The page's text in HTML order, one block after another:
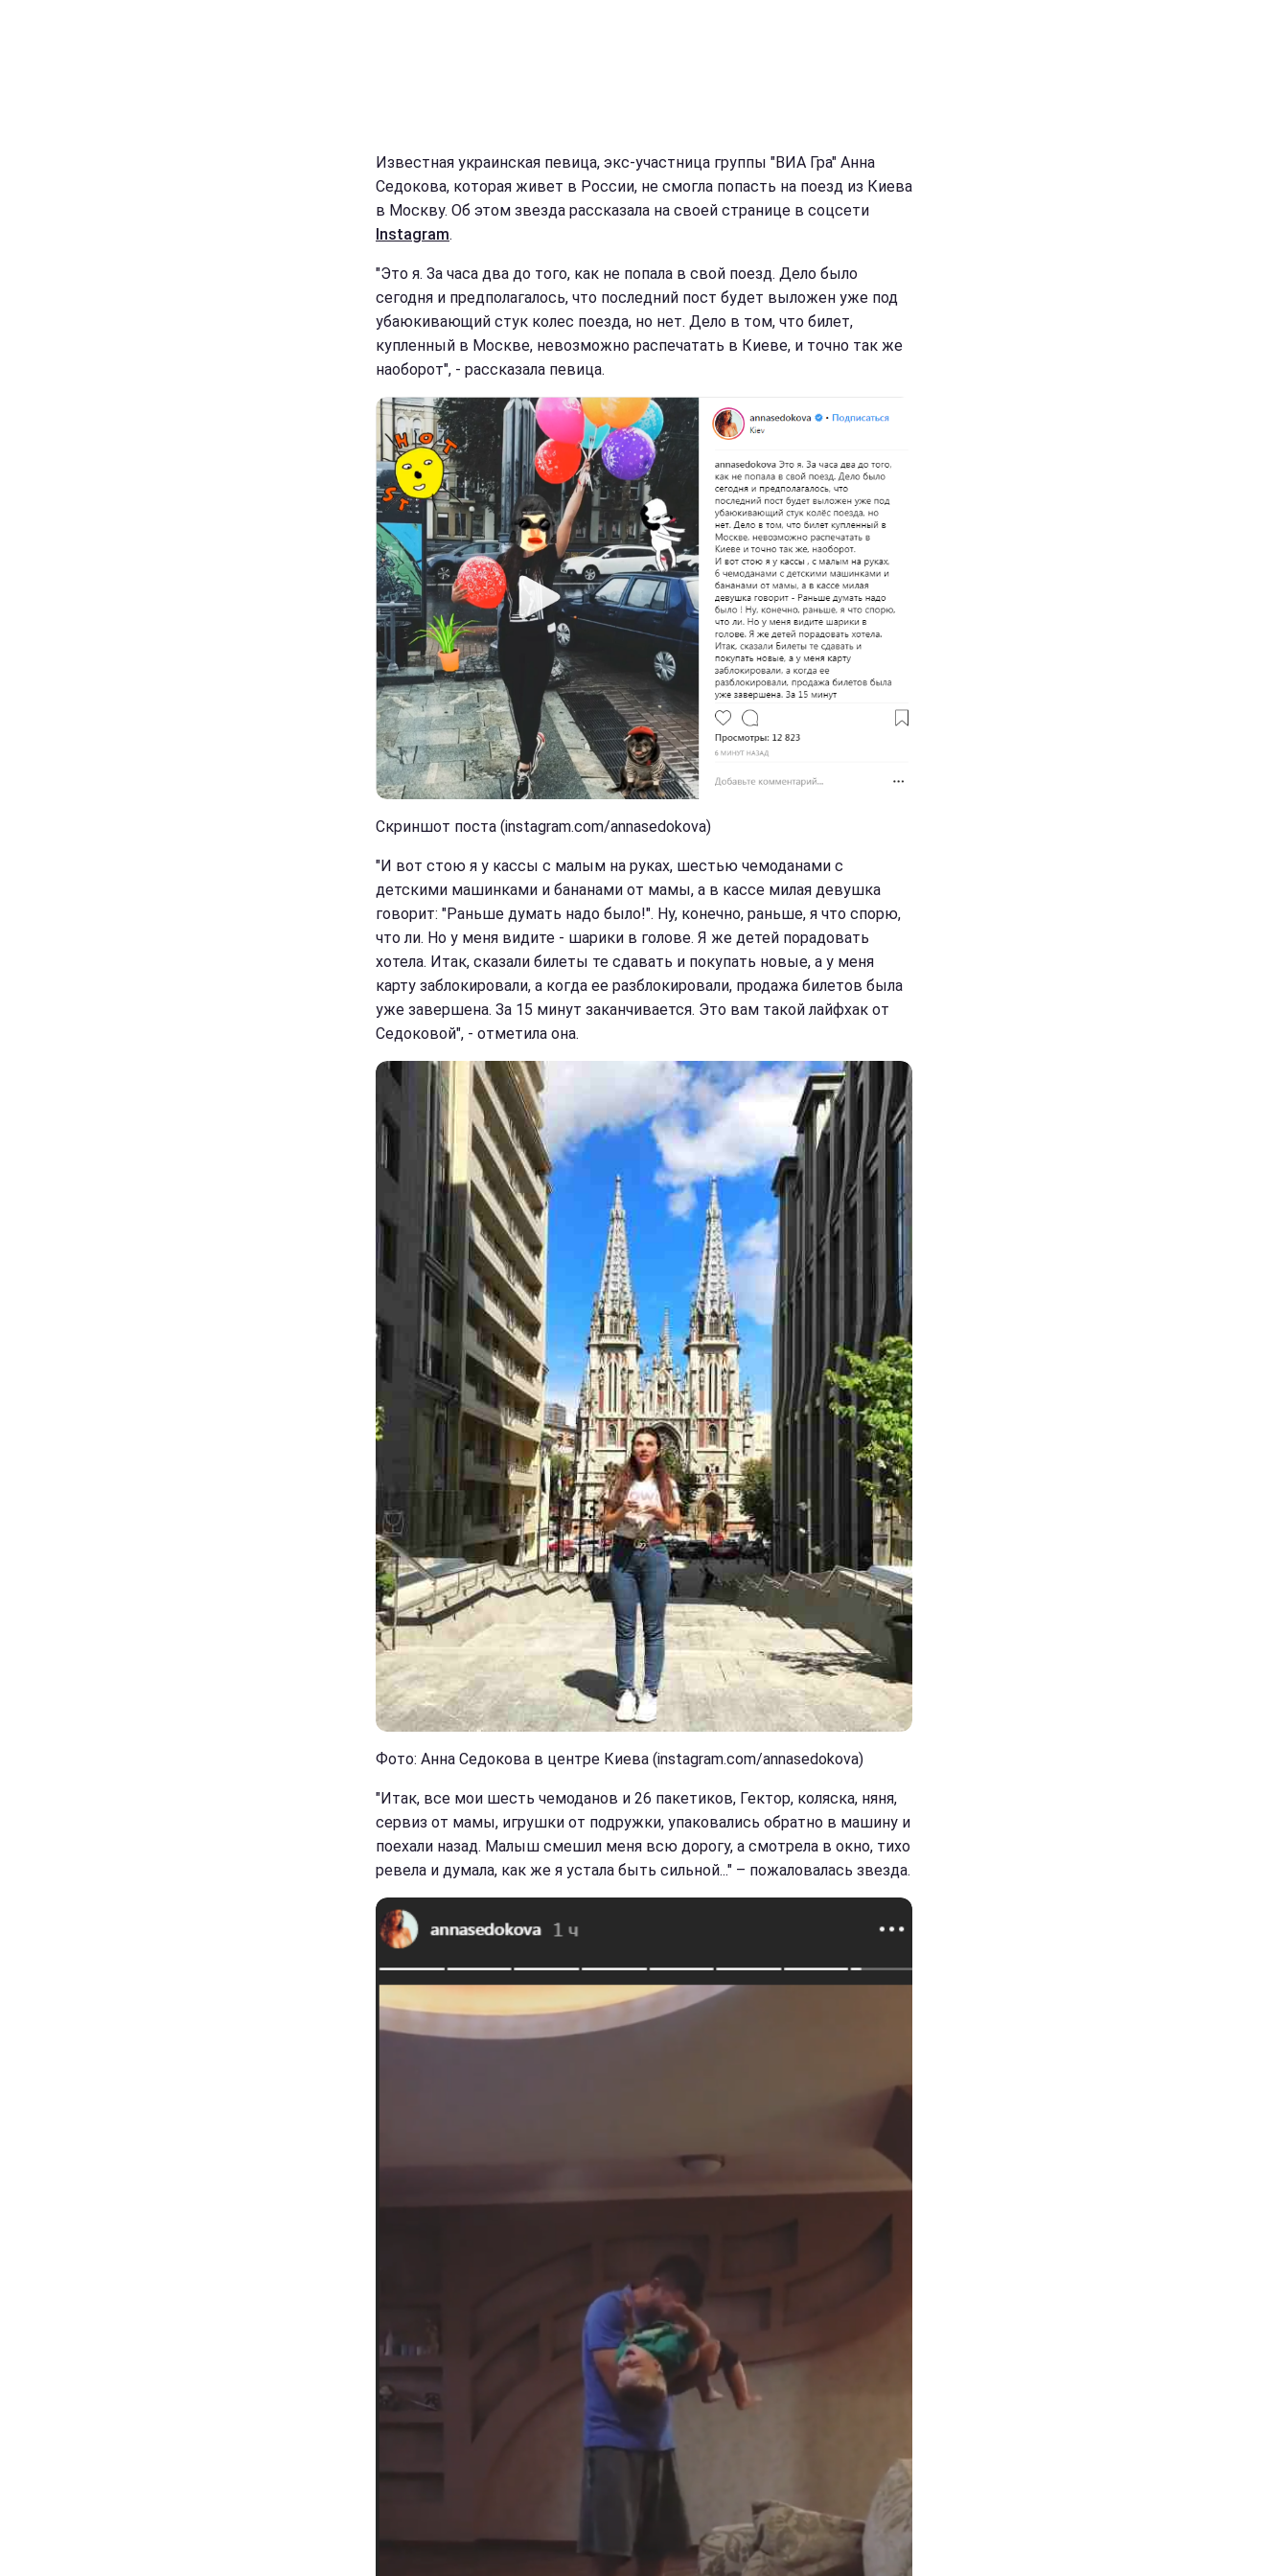
Известная украинская певица, экс-участница группы "ВИА Гра" Анна
Седокова, которая живет в России, не смогла попасть на поезд из Киева
в Москву. Об этом звезда рассказала на своей странице в соцсети
Instagram.
"Это я. За часа два до того, как не попала в свой поезд. Дело было
сегодня и предполагалось, что последний пост будет выложен уже под
убаюкивающий стук колес поезда, но нет. Дело в том, что билет,
купленный в Москве, невозможно распечатать в Киеве, и точно так же
наоборот", - рассказала певица.
Скриншот поста (instagram.com/annasedokova)
"И вот стою я у кассы с малым на руках, шестью чемоданами с
детскими машинками и бананами от мамы, а в кассе милая девушка
говорит: "Раньше думать надо было!". Ну, конечно, раньше, я что спорю,
что ли. Но у меня видите - шарики в голове. Я же детей порадовать
хотела. Итак, сказали билеты те сдавать и покупать новые, а у меня
карту заблокировали, а когда ее разблокировали, продажа билетов была
уже завершена. За 15 минут заканчивается. Это вам такой лайфхак от
Седоковой", - отметила она.
Фото: Анна Седокова в центре Киева (instagram.com/annasedokova)
"Итак, все мои шесть чемоданов и 26 пакетиков, Гектор, коляска, няня,
сервиз от мамы, игрушки от подружки, упаковались обратно в машину и
поехали назад. Малыш смешил меня всю дорогу, а смотрела в окно, тихо
ревела и думала, как же я устала быть сильной..." – пожаловалась звезда.